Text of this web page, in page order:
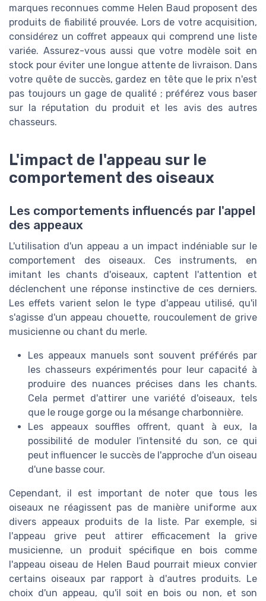
marques reconnues comme Helen Baud proposent des
produits de fiabilité prouvée. Lors de votre acquisition,
considérez un coffret appeaux qui comprend une liste
variée. Assurez-vous aussi que votre modèle soit en
stock pour éviter une longue attente de livraison. Dans
votre quête de succès, gardez en tête que le prix n'est
pas toujours un gage de qualité ; préférez vous baser
sur la réputation du produit et les avis des autres
chasseurs.
L'impact de l'appeau sur le
comportement des oiseaux
Les comportements influencés par l'appel
des appeaux
L'utilisation d'un appeau a un impact indéniable sur le
comportement des oiseaux. Ces instruments, en
imitant les chants d'oiseaux, captent l'attention et
déclenchent une réponse instinctive de ces derniers.
Les effets varient selon le type d'appeau utilisé, qu'il
s'agisse d'un appeau chouette, roucoulement de grive
musicienne ou chant du merle.
Les appeaux manuels sont souvent préférés par
les chasseurs expérimentés pour leur capacité à
produire des nuances précises dans les chants.
Cela permet d'attirer une variété d'oiseaux, tels
que le rouge gorge ou la mésange charbonnière.
Les appeaux souffles offrent, quant à eux, la
possibilité de moduler l'intensité du son, ce qui
peut influencer le succès de l'approche d'un oiseau
d'une basse cour.
Cependant, il est important de noter que tous les
oiseaux ne réagissent pas de manière uniforme aux
divers appeaux produits de la liste. Par exemple, si
l'appeau grive peut attirer efficacement la grive
musicienne, un produit spécifique en bois comme
l'appeau oiseau de Helen Baud pourrait mieux convier
certains oiseaux par rapport à d'autres produits. Le
choix d'un appeau, qu'il soit en bois ou non, et son